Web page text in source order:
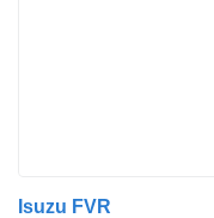
Isuzu FVR